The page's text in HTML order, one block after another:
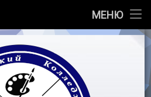
МЕНЮ